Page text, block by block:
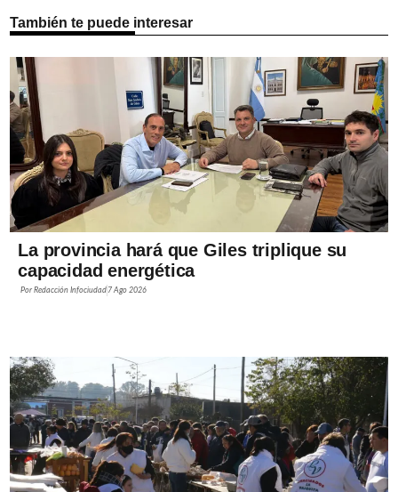
También te puede interesar
La provincia hará que Giles triplique su
capacidad energética
PorRedacción Infociudad 7 Ago 2026